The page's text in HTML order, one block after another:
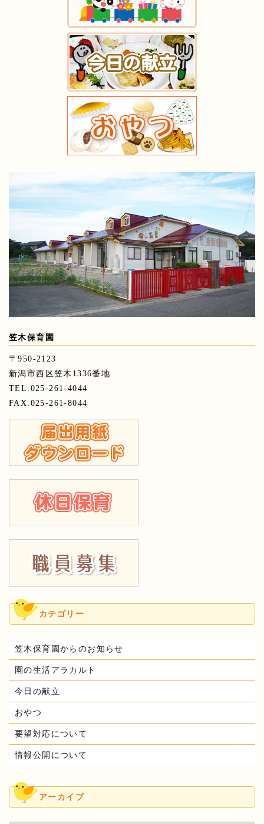
笠木保育園
〒950-2123
新潟市西区笠木1336番地
TEL:025-261-4044
FAX:025-261-8044
カテゴリー
笠木保育園からのお知らせ
園の生活アラカルト
今日の献立
おやつ
要望対応について
情報公開について
アーカイブ